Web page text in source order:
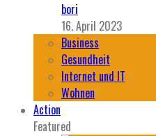
bori
16. April 2023
Business
Gesundheit
Internet und IT
Wohnen
Action
Featured